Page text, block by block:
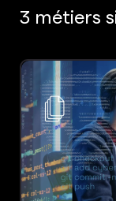
3 métiers